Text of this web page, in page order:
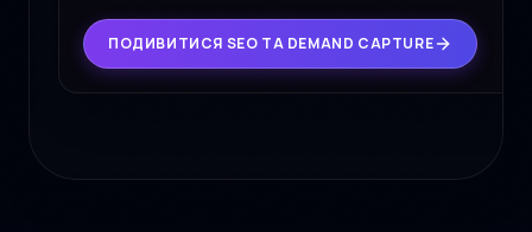
ПОДИВИТИСЯ SEO ТА DEMAND CAPTURE